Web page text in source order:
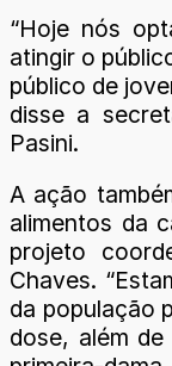
“Hoje nós
atingir o
público de
disse a
Pasini.
A ação
alimentos da
projeto
Chaves.
da população
dose, além